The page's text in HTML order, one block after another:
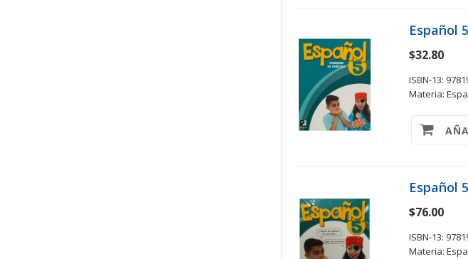
Español
$32.80
ISBN-13:
Materia:
Español
$76.00
ISBN-13:
Materia: